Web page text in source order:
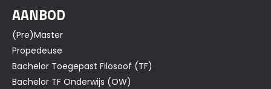
AANBOD
(Pre)Master
Propedeuse
Bachelor Toegepast Filosoof (TF)
Bachelor TF Onderwijs (OW)